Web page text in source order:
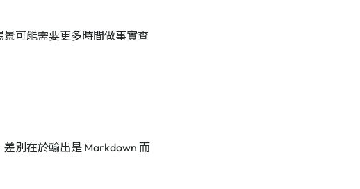
可能需要更多時間做事實查
差別在於輸出是 Markdown 而